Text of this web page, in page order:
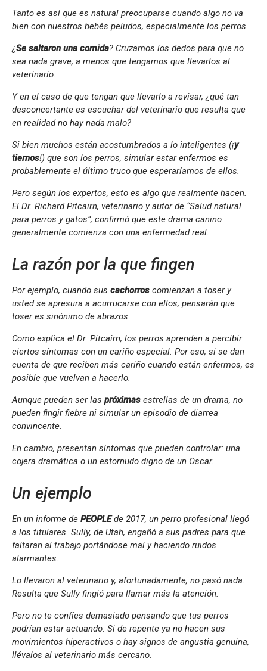
Tanto es así que es natural preocuparse cuando algo no va
bien con nuestros bebés peludos, especialmente los perros.
¿Se saltaron una comida? Cruzamos los dedos para que no
sea nada grave, a menos que tengamos que llevarlos al
veterinario.
Y en el caso de que tengan que llevarlo a revisar, ¿qué tan
desconcertante es escuchar del veterinario que resulta que
en realidad no hay nada malo?
Si bien muchos están acostumbrados a lo inteligentes (¡y
tiernos!) que son los perros, simular estar enfermos es
probablemente el último truco que esperaríamos de ellos.
Pero según los expertos, esto es algo que realmente hacen.
El Dr. Richard Pitcairn, veterinario y autor de “Salud natural
para perros y gatos”, confirmó que este drama canino
generalmente comienza con una enfermedad real.
La razón por la que fingen
Por ejemplo, cuando sus cachorros comienzan a toser y
usted se apresura a acurrucarse con ellos, pensarán que
toser es sinónimo de abrazos.
Como explica el Dr. Pitcairn, los perros aprenden a percibir
ciertos síntomas con un cariño especial. Por eso, si se dan
cuenta de que reciben más cariño cuando están enfermos, es
posible que vuelvan a hacerlo.
Aunque pueden ser las próximas estrellas de un drama, no
pueden fingir fiebre ni simular un episodio de diarrea
convincente.
En cambio, presentan síntomas que pueden controlar: una
cojera dramática o un estornudo digno de un Oscar.
Un ejemplo
En un informe de PEOPLEde 2017, un perro profesional llegó
a los titulares. Sully, de Utah, engañó a sus padres para que
faltaran al trabajo portándose mal y haciendo ruidos
alarmantes.
Lo llevaron al veterinario y, afortunadamente, no pasó nada.
Resulta que Sully fingió para llamar más la atención.
Pero no te confíes demasiado pensando que tus perros
podrían estar actuando. Si de repente ya no hacen sus
movimientos hiperactivos o hay signos de angustia genuina,
llévalos al veterinario más cercano.